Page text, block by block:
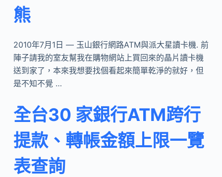
熊
2010年7月1日 — 玉山銀行網路ATM與派大星讀卡機. 前
陣子請我的室友幫我在購物網站上買回來的晶片讀卡機
送到家了，本來我想要找個看起來簡單乾淨的就好，但
是不知不覺 …
全台30 家銀行ATM跨行
提款、轉帳金額上限一覽
表查詢